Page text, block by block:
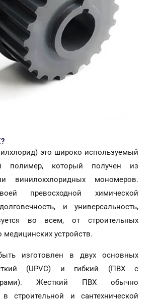
это широко используемый
полимер, который получен из
винилоххлоридных мономеров.
превосходной химической
и универсальность,
во всем, от строительных
медицинских устройств.
изготовлен в двух основных
(UPVC) и гибкий (ПВХ с
Жесткий ПВХ обычно
в строительной и сантехнической